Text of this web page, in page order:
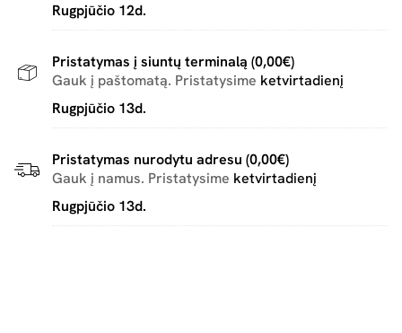
Rugpjūčio 12d.
Pristatymas į siuntų terminalą (0,00€)
Gauk į paštomatą. Pristatysime ketvirtadienį
Rugpjūčio 13d.
Pristatymas nurodytu adresu (0,00€)
Gauk į namus. Pristatysime ketvirtadienį
Rugpjūčio 13d.